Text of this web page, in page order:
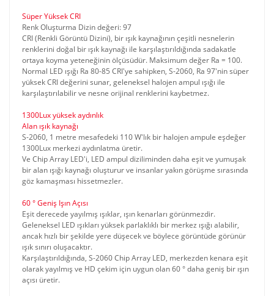
Süper Yüksek CRI
Renk Oluşturma Dizin değeri: 97
CRI (Renkli Görüntü Dizini), bir ışık kaynağının çeşitli nesnelerin
renklerini doğal bir ışık kaynağı ile karşılaştırıldığında sadakatle
ortaya koyma yeteneğinin ölçüsüdür. Maksimum değer Ra = 100.
Normal LED ışığı Ra 80-85 CRI'ye sahipken, S-2060, Ra 97'nin süper
yüksek CRI değerini sunar, geleneksel halojen ampul ışığı ile
karşılaştırılabilir ve nesne orijinal renklerini kaybetmez.
1300Lux yüksek aydınlık
Alan ışık kaynağı
S-2060, 1 metre mesafedeki 110 W'lık bir halojen ampule eşdeğer
1300Lux merkezi aydınlatma üretir.
Ve Chip Array LED'i, LED ampul diziliminden daha eşit ve yumuşak
bir alan ışığı kaynağı oluşturur ve insanlar yakın görüşme sırasında
göz kamaşması hissetmezler.
60 ° Geniş Işın Açısı
Eşit derecede yayılmış ışıklar, ışın kenarları görünmezdir.
Geleneksel LED ışıkları yüksek parlaklıklı bir merkez ışığı alabilir,
ancak hızlı bir şekilde yere düşecek ve böylece görüntüde görünür
ışık sınırı oluşacaktır.
Karşılaştırıldığında, S-2060 Chip Array LED, merkezden kenara eşit
olarak yayılmış ve HD çekim için uygun olan 60 ° daha geniş bir ışın
açısı üretir.